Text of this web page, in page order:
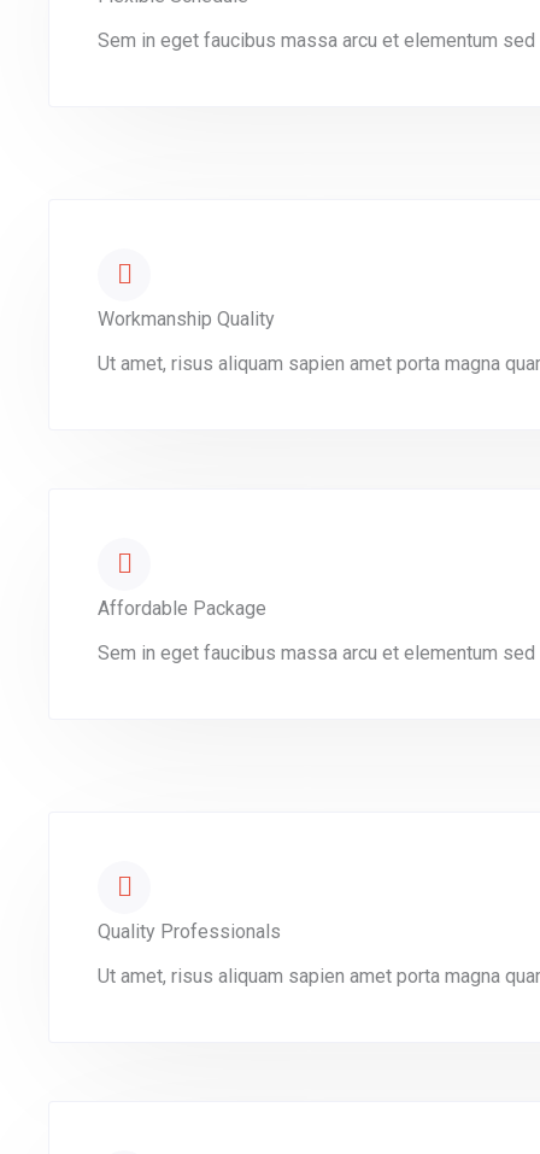
Sem in eget faucibus massa arcu et elementum
Workmanship Quality
Ut amet, risus aliquam sapien amet porta magna
Affordable Package
Sem in eget faucibus massa arcu et elementum
Quality Professionals
Ut amet, risus aliquam sapien amet porta magna